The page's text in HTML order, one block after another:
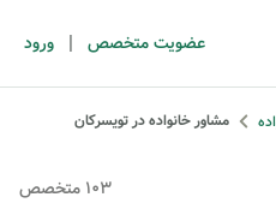
عضویت متخصص | ورود
مشاور خانواده در تویسرکان
103 متخصص